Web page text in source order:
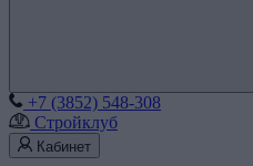
+7 (3852) 548-308
Стройклуб
Кабинет